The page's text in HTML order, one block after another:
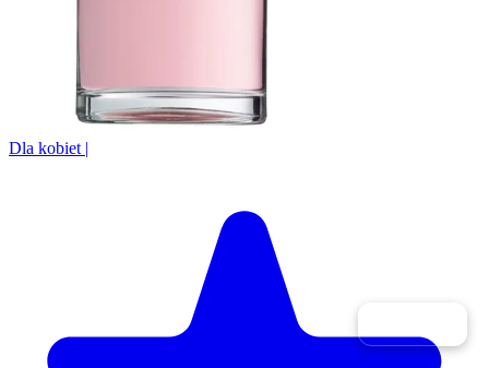
Dla kobiet |